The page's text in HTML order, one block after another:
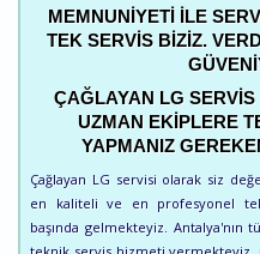
MEMNUNIYETI ILE
TEK SERVIS BIZIZ.
ÇAĞLAYAN LG
UZMAN EKIPLERE
YAPMANIZ
Çağlayan LG servisi olarak siz
en kaliteli ve en profesyonel
başında gelmekteyiz.